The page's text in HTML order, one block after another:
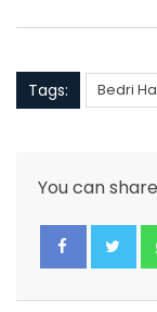
Tags: Bedri
You can